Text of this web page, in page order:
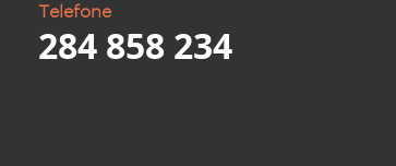
Telefone
284 858 234